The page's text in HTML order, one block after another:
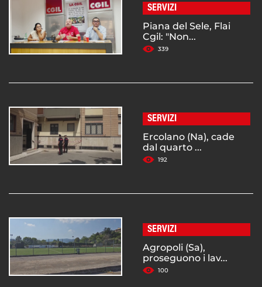
SERVIZI
Piana del Sele, Flai
Cgil: "Non...
339
SERVIZI
Ercolano (Na), cade
dal quarto ...
192
SERVIZI
Agropoli (Sa),
proseguono i lav...
100